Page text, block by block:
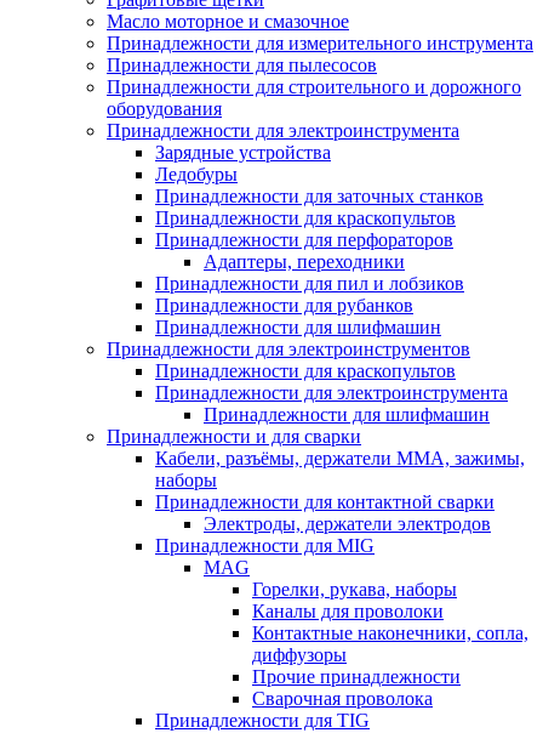
Масло моторное и смазочное
Принадлежности для измерительного инструмента
Принадлежности для пылесосов
Принадлежности для строительного и дорожного
оборудования
Принадлежности для электроинструмента
Зарядные устройства
Ледобуры
Принадлежности для заточных станков
Принадлежности для краскопультов
Принадлежности для перфораторов
Адаптеры, переходники
Принадлежности для пил и лобзиков
Принадлежности для рубанков
Принадлежности для шлифмашин
Принадлежности для электроинструментов
Принадлежности для краскопультов
Принадлежности для электроинструмента
Принадлежности для шлифмашин
Принадлежности и для сварки
Кабели, разъёмы, держатели MMA, зажимы,
наборы
Принадлежности для контактной сварки
Электроды, держатели электродов
Принадлежности для MIG
MAG
Горелки, рукава, наборы
Каналы для проволоки
Контактные наконечники, сопла,
диффузоры
Прочие принадлежности
Сварочная проволока
Принадлежности для TIG